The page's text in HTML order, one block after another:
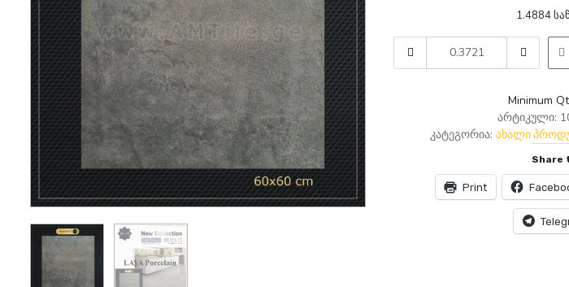
1.4884
0817
Gray
61X61
1.4884m
quantity
Minimum
არტიკული:
კატეგორია: ახალი
Share
Print